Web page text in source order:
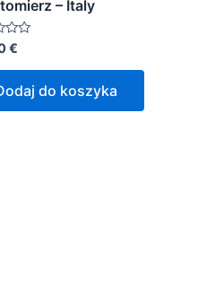
– Italy
€
do koszyka